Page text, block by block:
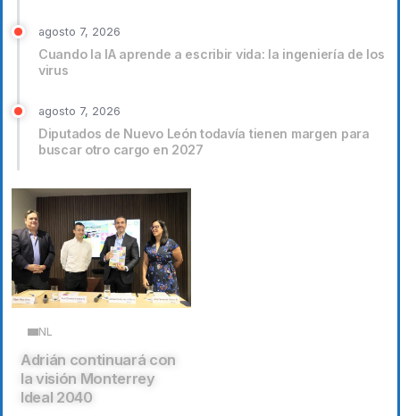
agosto 7, 2026
Cuando la IA aprende a escribir vida: la ingeniería de los
virus
agosto 7, 2026
Diputados de Nuevo León todavía tienen margen para
buscar otro cargo en 2027
NL
Adrián continuará con
la visión Monterrey
Ideal 2040